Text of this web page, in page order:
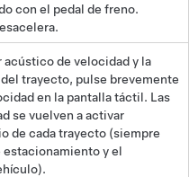
con el pedal de freno.
acústico de velocidad y la
trayecto, pulse brevemente
en la pantalla táctil. Las
se vuelven a activar
de cada trayecto (siempre
estacionamiento y el